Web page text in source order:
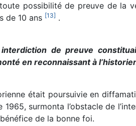
possibilité de preuve de
de 10 ans [13] .
de preuve
en reconnaissant à
était poursuivie en
surmonta l’obstacle de
de la bonne foi.